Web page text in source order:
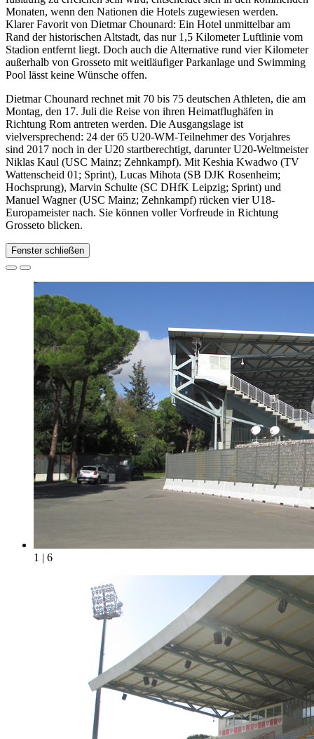
Monaten, wenn den Nationen die Hotels zugewiesen werden.
Klarer Favorit von Dietmar Chounard: Ein Hotel unmittelbar am
Rand der historischen Altstadt, das nur 1,5 Kilometer Luftlinie vom
Stadion entfernt liegt. Doch auch die Alternative rund vier Kilometer
außerhalb von Grosseto mit weitläufiger Parkanlage und Swimming
Pool lässt keine Wünsche offen.
Dietmar Chounard rechnet mit 70 bis 75 deutschen Athleten, die am
Montag, den 17. Juli die Reise von ihren Heimatflughäfen in
Richtung Rom antreten werden. Die Ausgangslage ist
vielversprechend: 24 der 65 U20-WM-Teilnehmer des Vorjahres
sind 2017 noch in der U20 startberechtigt, darunter U20-Weltmeister
Niklas Kaul (USC Mainz; Zehnkampf). Mit Keshia Kwadwo (TV
Wattenscheid 01; Sprint), Lucas Mihota (SB DJK Rosenheim;
Hochsprung), Marvin Schulte (SC DHfK Leipzig; Sprint) und
Manuel Wagner (USC Mainz; Zehnkampf) rücken vier U18-
Europameister nach. Sie können voller Vorfreude in Richtung
Grosseto blicken.
Fenster schließen
1 | 6